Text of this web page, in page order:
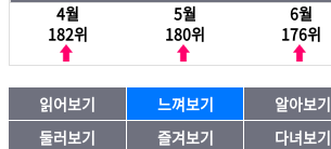
4월
182위
5월
180위
6월
176위
읽어보기 느껴보기 알아보기
둘러보기
즐겨보기 다녀보기